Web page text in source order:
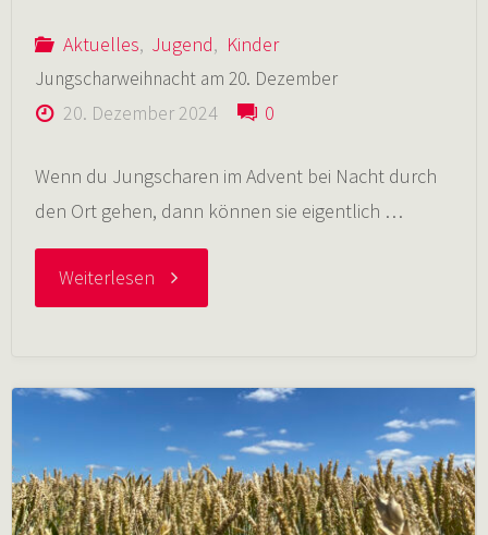
Aktuelles, Jugend, Kinder
Jungscharweihnacht am 20. Dezember
20. Dezember 2024 0
Wenn du Jungscharen im Advent bei Nacht durch
den Ort gehen, dann können sie eigentlich …
Weiterlesen"Jungscharweihnacht
20.
Dezember"